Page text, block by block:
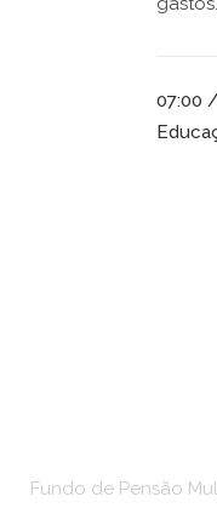
07:00 /
Fundo de Pensão